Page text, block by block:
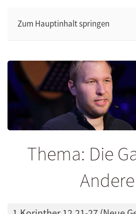
Zum Hauptinhalt springen
Thema: Die